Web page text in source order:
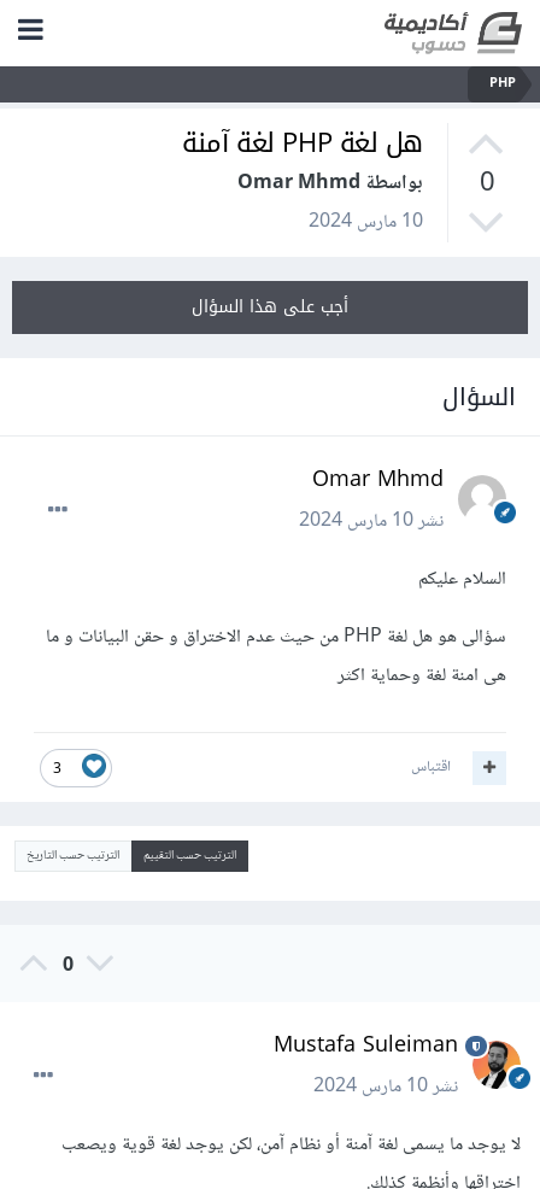
PHP
0
هل لغة PHP لغة آمنة
بواسطة Omar Mhmd
10 مارس 2024
أجب على هذا السؤال
السؤال
Omar Mhmd
نشر10 مارس 2024
السلام عليكم
سؤالى هو هل لغة PHP من حيث عدم الاختراق و حقن البيانات و ما
هى امنة لغة وحماية اكثر
3 اقتباس
الترتيب حسب التقييم الترتيب حسب التاريخ
0
Mustafa Suleiman
نشر10 مارس 2024
لا يوجد ما يسمى لغة آمنة أو نظام آمن، لكن يوجد لغة قوية ويصعب